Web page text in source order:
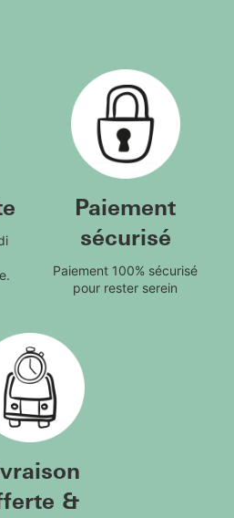
Paiement
sécurisé
Paiement 100% sécurisé
pour rester serein
&